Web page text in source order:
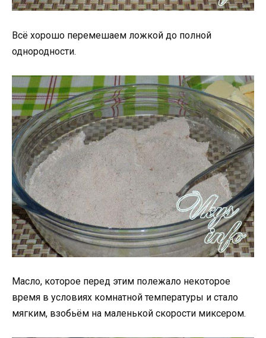
Всё хорошо перемешаем ложкой до полной
однородности.
Масло, которое перед этим полежало некоторое
время в условиях комнатной температуры и стало
мягким, взобьём на маленькой скорости миксером.